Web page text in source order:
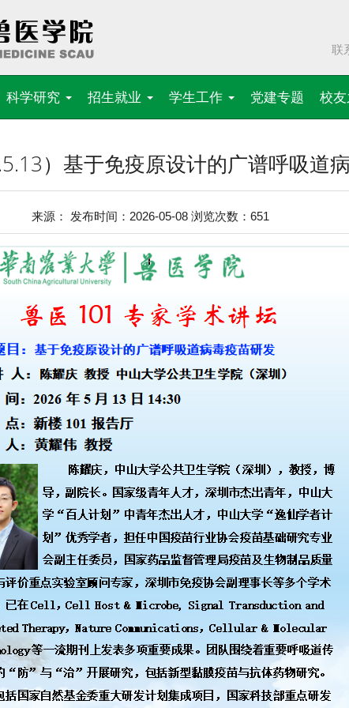
联
科学研究 招生就业 学生工作 党建专题 校
）基于免疫原设计的广谱呼吸道
来源： 发布时间：2026-05-08 浏览次数： 651